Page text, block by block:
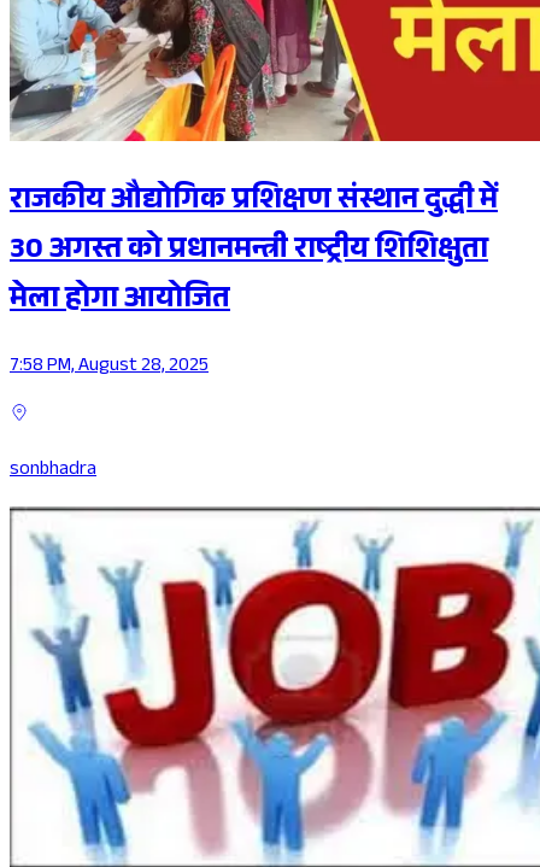
राजकीय औद्योगिक प्रशिक्षण संस्थान दुद्धी में
30 अगस्त को प्रधानमन्त्री राष्ट्रीय शिशिक्षुता
मेला होगा आयोजित
7:58 PM, August 28, 2025
sonbhadra